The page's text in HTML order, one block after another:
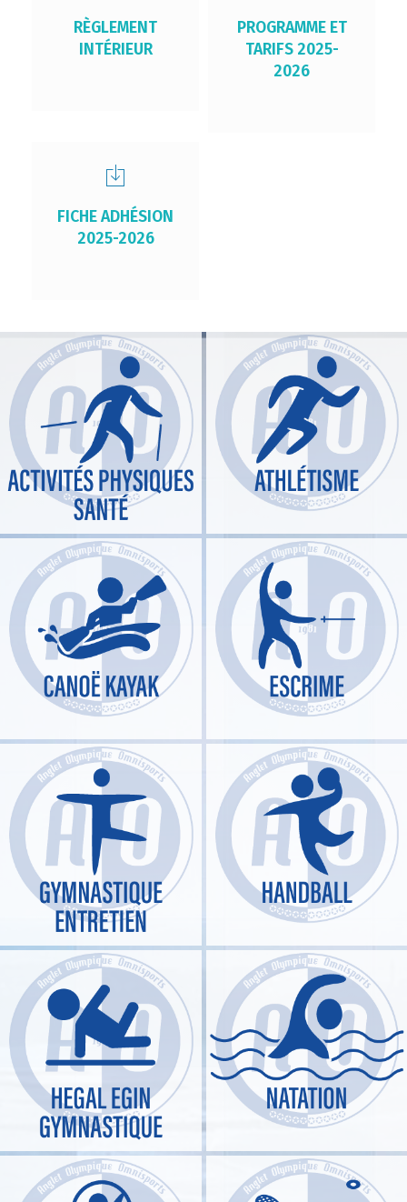
RÈGLEMENT
INTÉRIEUR
PROGRAMME ET
TARIFS 2025-
2026
FICHE ADHÉSION
2025-2026